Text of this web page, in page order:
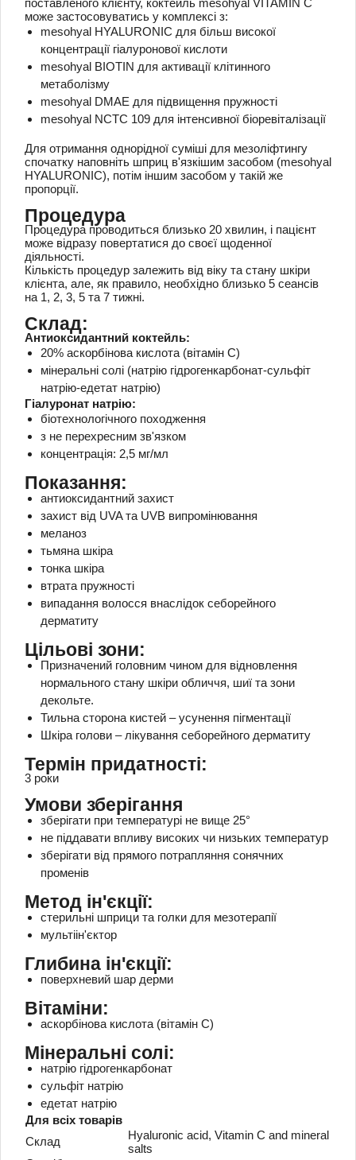
поставленого клієнту, коктейль mesohyal VITAMIN С
може застосовуватись у комплексі з:
mesohyal HYALURONIC для більш високої
концентрації гіалуронової кислоти
mesohyal BIOTIN для активації клітинного
метаболізму
mesohyal DMAE для підвищення пружності
mesohyal NCTC 109 для інтенсивної біоревіталізації
Для отримання однорідної суміші для мезоліфтингу
спочатку наповніть шприц в'язкішим засобом (mesohyal
HYALURONIC), потім іншим засобом у такій же
пропорції.
Процедура
Процедура проводиться близько 20 хвилин, і пацієнт
може відразу повертатися до своєї щоденної
діяльності.
Кількість процедур залежить від віку та стану шкіри
клієнта, але, як правило, необхідно близько 5 сеансів
на 1, 2, 3, 5 та 7 тижні.
Склад:
Антиоксидантний коктейль:
20% аскорбінова кислота (вітамін С)
мінеральні солі (натрію гідрогенкарбонат-сульфіт
натрію-едетат натрію)
Гіалуронат натрію:
біотехнологічного походження
з не перехресним зв'язком
концентрація: 2,5 мг/мл
Показання:
антиоксидантний захист
захист від UVA та UVB випромінювання
меланоз
тьмяна шкіра
тонка шкіра
втрата пружності
випадання волосся внаслідок себорейного
дерматиту
Цільові зони:
Призначений головним чином для відновлення
нормального стану шкіри обличчя, шиї та зони
декольте.
Тильна сторона кистей – усунення пігментації
Шкіра голови – лікування себорейного дерматиту
Термін придатності:
3 роки
Умови зберігання
зберігати при температурі не вище 25°
не піддавати впливу високих чи низьких температур
зберігати від прямого потрапляння сонячних
променів
Метод ін'єкції:
стерильні шприци та голки для мезотерапії
мультіін'єктор
Глибина ін'єкції:
поверхневий шар дерми
Вітаміни:
аскорбінова кислота (вітамін С)
Мінеральні солі:
натрію гідрогенкарбонат
сульфіт натрію
едетат натрію
Для всіх товарів
Склад
Hyaluronic acid, Vitamin C and mineral
salts